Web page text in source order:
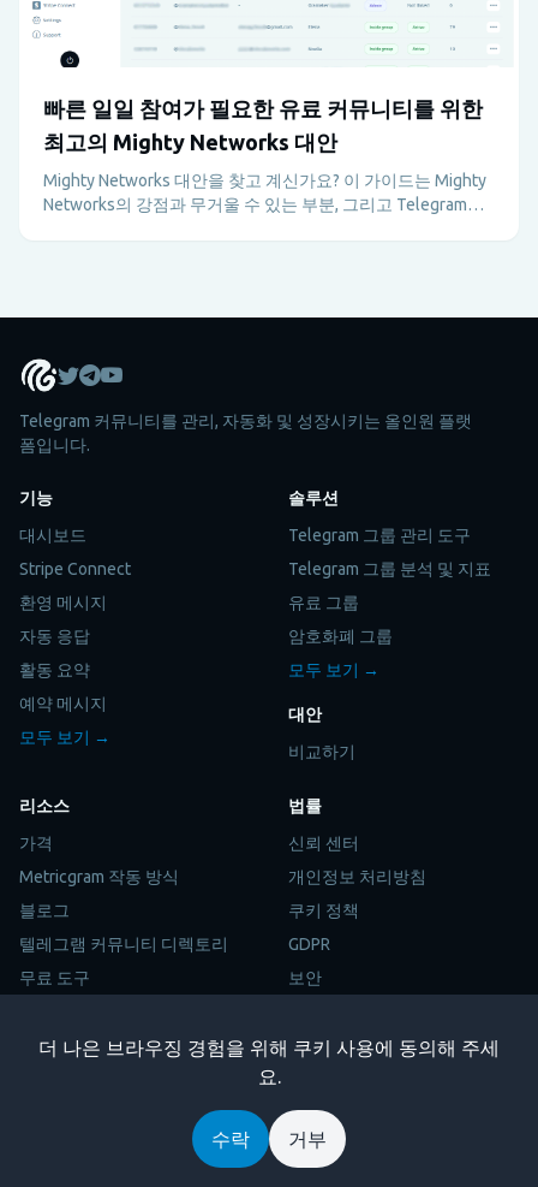
빠른 일일 참여가 필요한 유료 커뮤니티를 위한
최고의 Mighty Networks 대안
Mighty Networks 대안을 찾고 계신가요? 이 가이드는 Mighty
Networks의 강점과 무거울 수 있는 부분, 그리고 Telegram과
더 나은 브라우징 경험을 위해 쿠키 사용에 동의해 주세
요.
수락 거부
Telegram 커뮤니티를 관리, 자동화 및 성장시키는 올인원 플랫
폼입니다.
기능
대시보드
Stripe Connect
환영 메시지
자동 응답
활동 요약
예약 메시지
모두 보기 →
솔루션
Telegram 그룹 관리 도구
Telegram 그룹 분석 및 지표
유료 그룹
암호화폐 그룹
모두 보기 →
대안
비교하기
리소스
가격
Metricgram 작동 방식
블로그
텔레그램 커뮤니티 디렉토리
무료 도구
참여도 계산기
법률
신뢰 센터
개인정보 처리방침
쿠키 정책
GDPR
보안
하위 처리자
이용 약관
법적 고지